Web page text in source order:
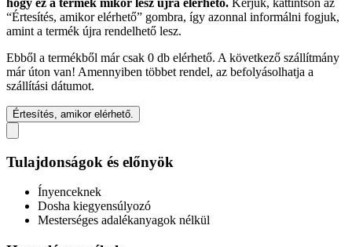
“Értesítés, amikor elérhető” gombra, így azonnal informálni fogjuk,
amint a termék újra rendelhető lesz.
Ebből a termékből már csak 0 db elérhető. A következő szállítmány
már úton van! Amennyiben többet rendel, az befolyásolhatja a
szállítási dátumot.
Értesítés, amikor elérhető.
Tulajdonságok és előnyök
Ínyenceknek
Dosha kiegyensúlyozó
Mesterséges adalékanyagok nélkül